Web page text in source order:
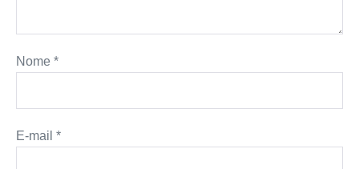
Nome *
E-mail *